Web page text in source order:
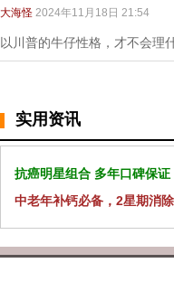
大海怪 2024年11月18日 21:54
以川普的牛仔性格，才不会理
实用资讯
抗癌明星组合 多年口碑保
中老年补钙必备，2星期消